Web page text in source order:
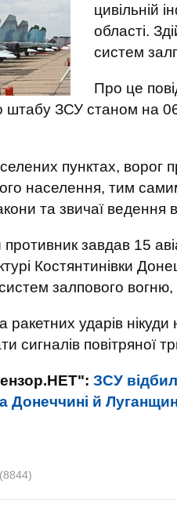
цивільній
області.
систем
Про це
штабу ЗСУ станом на
пунктах, ворог
населення, тим
та звичаї ведення
завдав 15
Костянтинівки
залпового
ракетних ударів нікуди
сигналів повітряної
ЗСУ
Донеччині й
(8844)